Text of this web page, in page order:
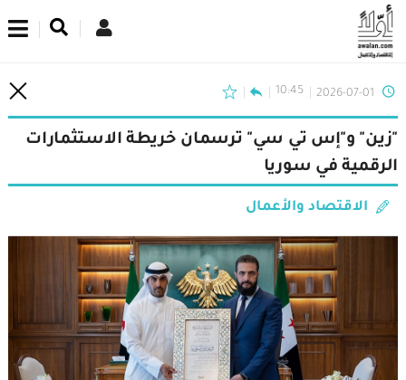
2026-07-01
10:45
"زين" و"إس تي سي" ترسمان خريطة الاستثمارات
الرقمية في سوريا
الاقتصاد والأعمال
اشترك في نشرتنا الإخبارية